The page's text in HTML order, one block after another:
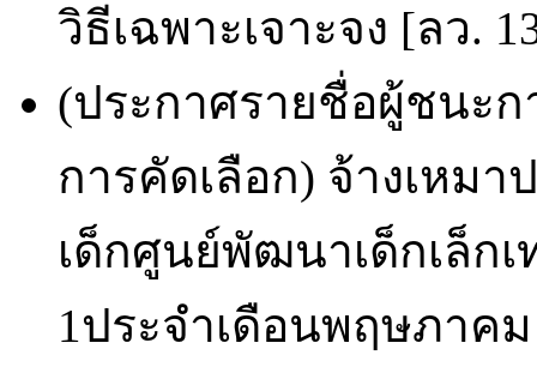
วิธีเฉพาะเจาะจง [ลว.
(ประกาศรายชื่อผู้ชนะก
การคัดเลือก) จ้างเหม
เด็กศูนย์พัฒนาเด็กเล็ก
1ประจำเดือนพฤษภาคม